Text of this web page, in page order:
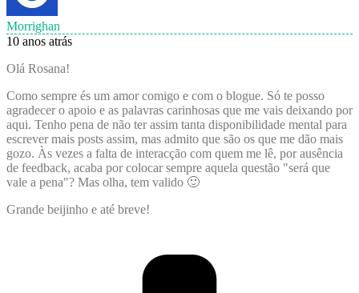
Morrighan
10 anos atrás
Olá Rosana!
Como sempre és um amor comigo e com o blogue. Só te posso
agradecer o apoio e as palavras carinhosas que me vais deixando por
aqui. Tenho pena de não ter assim tanta disponibilidade mental para
escrever mais posts assim, mas admito que são os que me dão mais
gozo. Às vezes a falta de interacção com quem me lê, por ausência
de feedback, acaba por colocar sempre aquela questão "será que
vale a pena"? Mas olha, tem valido 🙂
Grande beijinho e até breve!